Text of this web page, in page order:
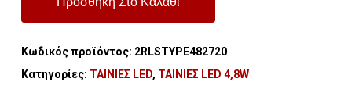
Κωδικός προϊόντος: 2RLSTYPE482720
Κατηγορίες: ΤΑΙΝΙΕΣ LED, ΤΑΙΝΙΕΣ LED 4,8W